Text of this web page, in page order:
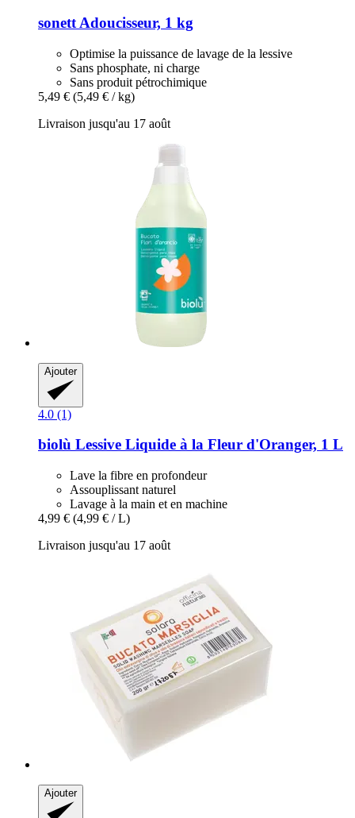
sonett Adoucisseur, 1 kg
Optimise la puissance de lavage de la lessive
Sans phosphate, ni charge
Sans produit pétrochimique
5,49 € (5,49 € / kg)
Livraison jusqu'au 17 août
Ajouter
4.0 (1)
biolù Lessive Liquide à la Fleur d'Oranger, 1 L
Lave la fibre en profondeur
Assouplissant naturel
Lavage à la main et en machine
4,99 € (4,99 € / L)
Livraison jusqu'au 17 août
Ajouter